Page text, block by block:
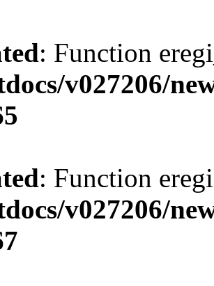
: Function
v027206/
: Function
v027206/